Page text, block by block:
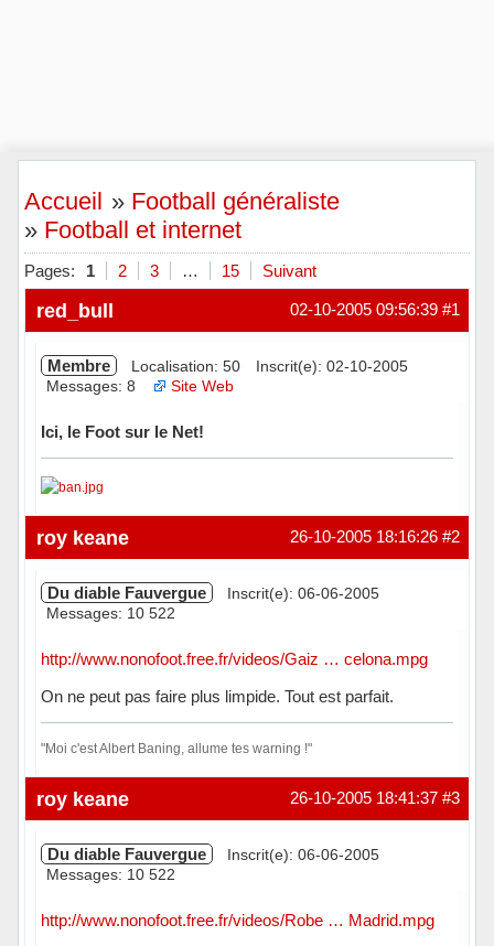
Accueil » Football généraliste
» Football et internet
Pages: 1 2 3 … 15 Suivant
#1
02-10-2005 09:56:39
red_bull
Membre Localisation: 50
Inscrit(e): 02-10-2005
Messages: 8
Site Web
Ici, le Foot sur le Net!
Hors ligne #2
26-10-2005 18:16:26
roy keane
Du diable Fauvergue
Inscrit(e): 06-06-2005
Messages: 10 522
http://www.nonofoot.free.fr/videos/Gaiz … celona.mpg
On ne peut pas faire plus limpide. Tout est parfait.
"Moi c'est Albert Baning, allume tes warning !"
Hors ligne #3
26-10-2005 18:41:37
roy keane
Du diable Fauvergue
Inscrit(e): 06-06-2005
Messages: 10 522
http://www.nonofoot.free.fr/videos/Robe … Madrid.mpg